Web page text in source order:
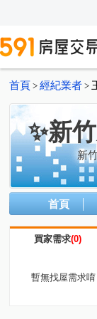
首頁 > 經紀業者 >
✨新
新
首頁
買家需求(0)
暫無找屋需求唷